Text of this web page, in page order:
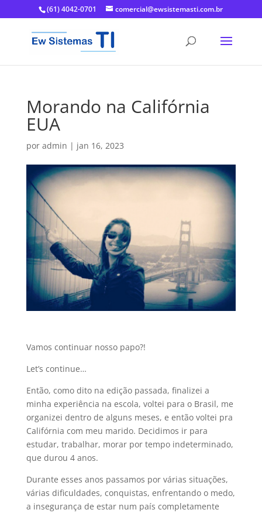
(61) 4042-0701 comercial@ewsistemasti.com.br
Morando na Califórnia
EUA
por admin | jan 16, 2023
Vamos continuar nosso papo?!
Let’s continue…
Então, como dito na edição passada, finalizei a
minha experiência na escola, voltei para o Brasil, me
organizei dentro de alguns meses, e então voltei pra
Califórnia com meu marido. Decidimos ir para
estudar, trabalhar, morar por tempo indeterminado,
que durou 4 anos.
Durante esses anos passamos por várias situações,
várias dificuldades, conquistas, enfrentando o medo,
a insegurança de estar num país completamente